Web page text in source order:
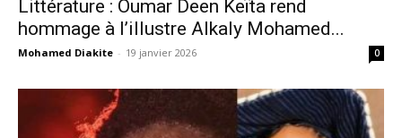
Littérature : Oumar Deen Keïta rend
hommage à l’illustre Alkaly Mohamed...
Mohamed Diakite - 19 janvier 2026 0